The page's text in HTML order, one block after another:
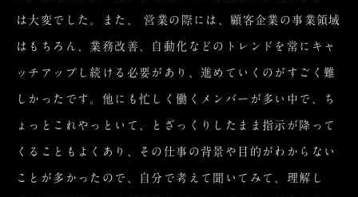
は大変でした。また、 営業の際には、顧客企業の事業領域
はもちろん、業務改善、自動化などのトレンドを常にキャ
ッチアップし続ける必要があり、進めていくのがすごく難
しかったです。他にも忙しく働くメンバーが多い中で、ち
ょっとこれやっといて、とざっくりしたまま指示が降って
くることもよくあり、その仕事の背景や目的がわからない
ことが多かったので、自分で考えて聞いてみて、理解し